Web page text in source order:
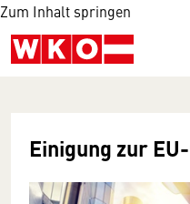
Zum Inhalt springen
Einigung zur